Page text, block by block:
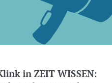
in ZEIT WISSEN: